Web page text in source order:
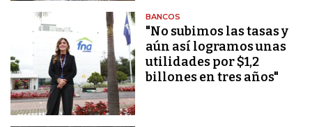
BANCOS
"No subimos las tasas y
aún así logramos unas
utilidades por $1,2
billones en tres años"